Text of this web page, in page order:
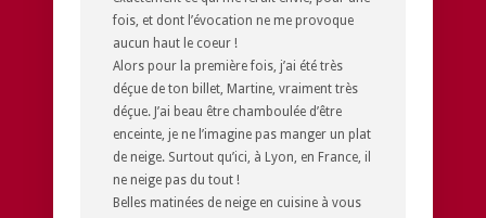
fois, et dont l’évocation ne me provoque
aucun haut le coeur !
Alors pour la première fois, j’ai été très
déçue de ton billet, Martine, vraiment très
déçue. J’ai beau être chamboulée d’être
enceinte, je ne l’imagine pas manger un plat
de neige. Surtout qu’ici, à Lyon, en France, il
ne neige pas du tout !
Belles matinées de neige en cuisine à vous